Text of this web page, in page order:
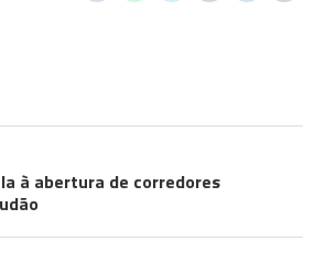
à abertura de corredores